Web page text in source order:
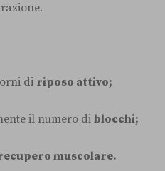
di riposo attivo;
il numero di blocchi;
muscolare.